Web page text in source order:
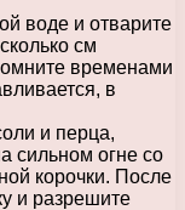
воде и отварите
см
временами
в
и перца,
сильном огне со
корочки. После
и разрешите